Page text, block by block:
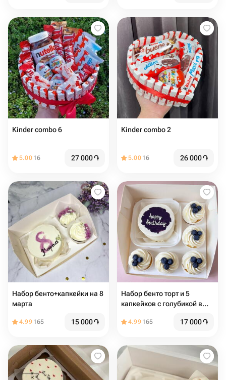
Kinder combo 6
5.00 16 27 000֏
Kinder combo 2
5.00 16 26 000֏
Набор бенто+капкейки на 8
марта
4.99 165 15 000֏
Набор бенто торт и 5
капкейков с голубикой в
4.99 165 17 000֏